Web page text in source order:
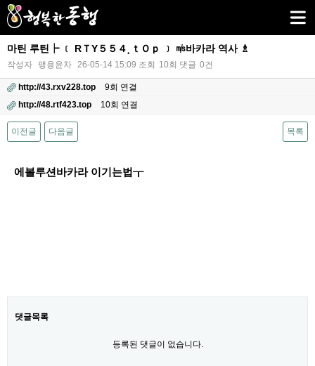
마틴 루틴┝ ﹝ RＴY５５４˛ｔＯｐ ﹞ ㎧바카라 역사 ♗
작성자 팽용윤차 26-05-14 15:09 조회 10회 댓글 0건
http://43.rxv228.top
9회 연결
http://48.rtf423.top
10회 연결
이전글 다음글 목록
에볼루션바카라 이기는법┰
댓글목록
등록된 댓글이 없습니다.